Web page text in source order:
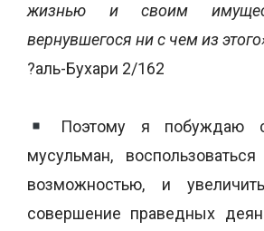
жизнью и своим
вернувшегося ни с чем из
?аль-Бухари 2/162
Поэтому я побуждаю
мусульман,
возможностью, и
совершение праведных